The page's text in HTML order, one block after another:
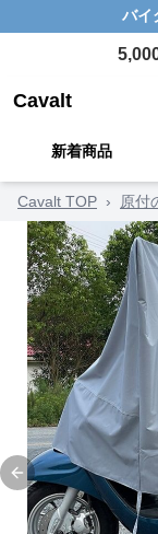
バイ
Cavalt
新着商品
Cavalt TOP › 原付
Previous slide